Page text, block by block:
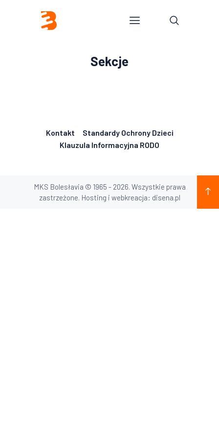
Sekcje
Kontakt
Standardy Ochrony Dzieci
Klauzula Informacyjna RODO
MKS Bolesłavia © 1965 - 2026. Wszystkie prawa
zastrzeżone. Hosting i webkreacja: disena.pl